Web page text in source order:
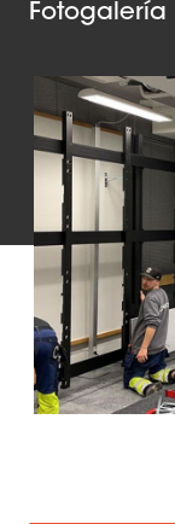
Fotogalería
Slide 1 of 2